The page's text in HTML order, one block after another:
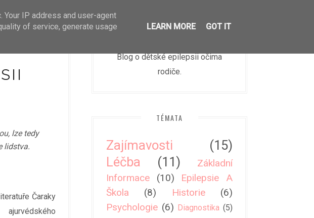
lze tedy
lidstva.
Čaraky
EPIKID
Blog o dětské epilepsii očima
rodiče.
TÉMATA
Zajímavosti
(15)
Léčba
(11)
Základní
Informace
(10)
Epilepsie A
Škola
(8) Historie
(6)
Psychologie (6) Diagnostika (5)
IP address and user-agent
of service, generate usage
LEARN MORE GOT IT